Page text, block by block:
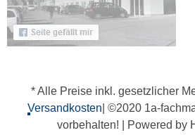
* Alle Preise inkl. gesetzlicher
Versandkosten | ©2020 1a-
vorbehalten! | Powered by